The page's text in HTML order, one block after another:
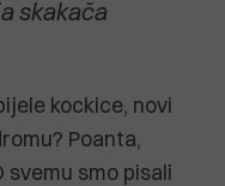
skakača
kockice, novi
Poanta,
svemu smo pisali